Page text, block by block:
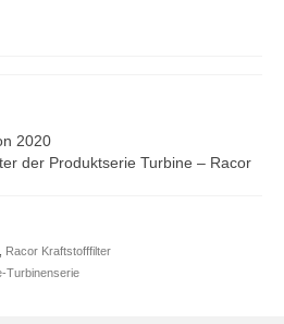
2020
der Produktserie Turbine – Racor
Racor Kraftstofffilter
Turbinenserie